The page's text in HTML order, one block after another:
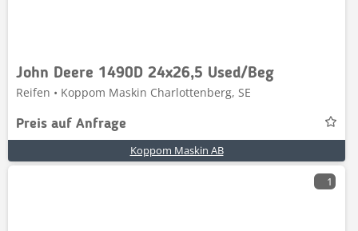
John Deere 1490D 24x26,5 Used/Beg
Reifen • Koppom Maskin Charlottenberg, SE
Preis auf Anfrage
Koppom Maskin AB
1